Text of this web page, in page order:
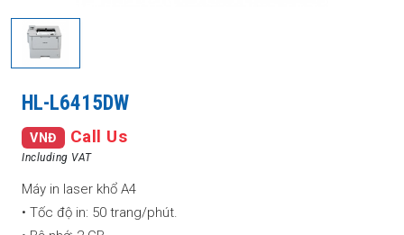
HL-L6415DW
VNĐ Call Us
Including VAT
Máy in laser khổ A4
• Tốc độ in: 50 trang/phút.